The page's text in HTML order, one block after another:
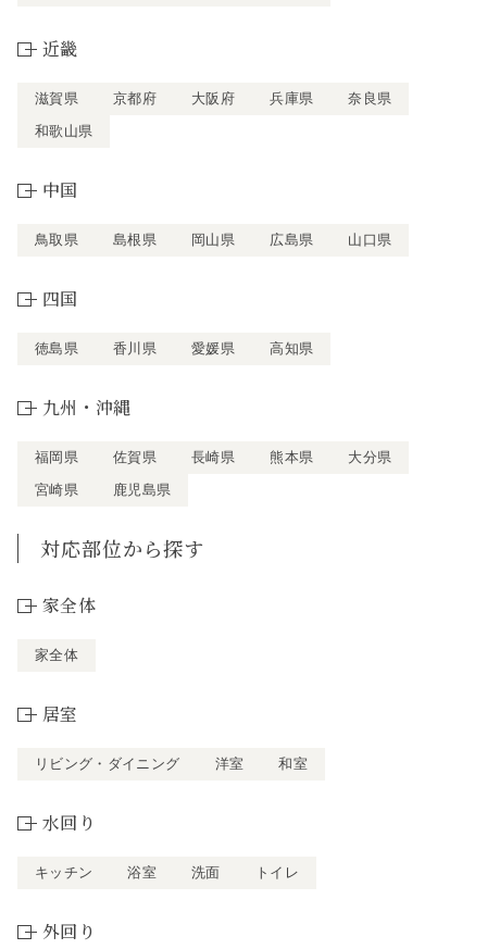
近畿
滋賀県 京都府 大阪府 兵庫県
奈良県
和歌山県
中国
鳥取県 島根県 岡山県 広島県 山口県
四国
徳島県 香川県 愛媛県 高知県
九州・沖縄
福岡県 佐賀県 長崎県 熊本県
大分県
宮崎県
鹿児島県
対応部位から探す
家全体
家全体
居室
リビング・ダイニング 洋室 和室
水回り
キッチン 浴室 洗面 トイレ
外回り